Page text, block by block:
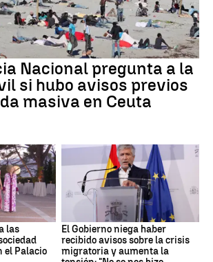
Nacional pregunta a la
si hubo avisos previos
masiva en Ceuta
las
el Palacio
El Gobierno niega haber
recibido avisos sobre la crisis
migratoria y aumenta la